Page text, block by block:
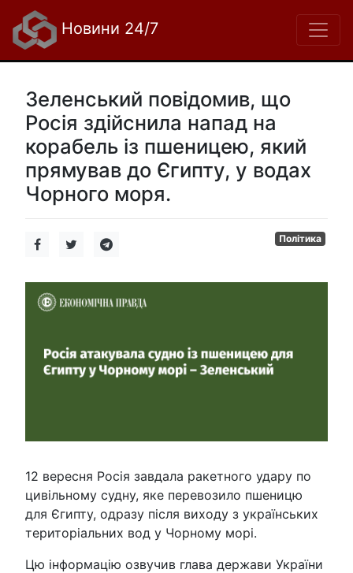
Новини 24/7
Зеленський повідомив, що
Росія здійснила напад на
корабель із пшеницею, який
прямував до Єгипту, у водах
Чорного моря.
Політика
12 вересня Росія завдала ракетного удару по
цивільному судну, яке перевозило пшеницю
для Єгипту, одразу після виходу з українських
територіальних вод у Чорному морі.
Цю інформацію озвучив глава держави України